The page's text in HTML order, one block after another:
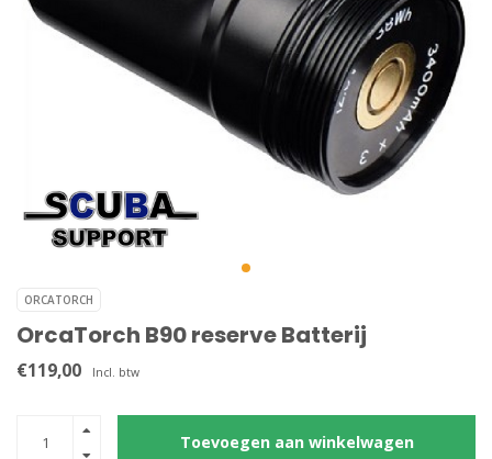
ORCATORCH
OrcaTorch B90 reserve Batterij
€119,00 Incl. btw
Toevoegen aan winkelwagen